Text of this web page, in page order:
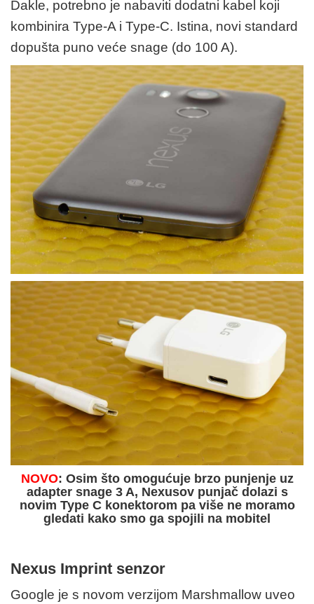
Dakle, potrebno je nabaviti dodatni kabel koji
kombinira Type-A i Type-C. Istina, novi standard
dopušta puno veće snage (do 100 A).
NOVO: Osim što omogućuje brzo punjenje uz
adapter snage 3 A, Nexusov punjač dolazi s
novim Type C konektorom pa više ne moramo
gledati kako smo ga spojili na mobitel
Nexus Imprint senzor
Google je s novom verzijom Marshmallow uveo